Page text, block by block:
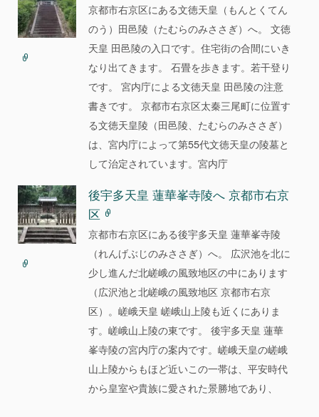
京都市右京区にある文徳天皇（もんとくてん
のう）田邑陵（たむらのみささぎ）へ。 文徳
天皇 田邑陵の入口です。住宅街の合間にいき
なり出てきます。 石畳を歩きます。若干登り
です。 宮内庁による文徳天皇 田邑陵の注意
書きです。 京都市右京区太秦三尾町に位置す
る文徳天皇陵（田邑陵、たむらのみささぎ）
は、宮内庁によって第55代文徳天皇の陵墓と
して治定されています。宮内庁
後宇多天皇 蓮華峯寺陵へ 京都市右京
区
京都市右京区にある後宇多天皇 蓮華峯寺陵
（れんげぶじのみささぎ）へ。 広沢池を北に
少し進んだ北嵯峨の風致地区の中にあります
（広沢池と北嵯峨の風致地区 京都市右京
区）。嵯峨天皇 嵯峨山上陵も近くにありま
す。嵯峨山上陵の東です。 後宇多天皇 蓮華
峯寺陵の宮内庁の案内です。嵯峨天皇の嵯峨
山上陵からもほど近いこの一帯は、平安時代
から皇室や貴族に愛された景勝地であり、